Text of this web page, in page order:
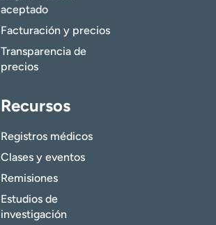
aceptado
Facturación y precios
Transparencia de
precios
Recursos
Registros médicos
Clases y eventos
Remisiones
Estudios de
investigación